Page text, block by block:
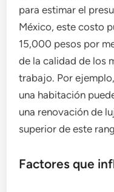
para estimar el
México, este costo
15,000 pesos por
de la calidad de los
trabajo. Por
una habitación
una renovación de
superior de este
Factores que